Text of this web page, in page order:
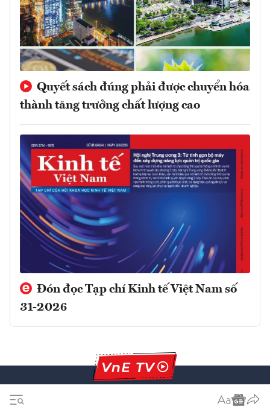
Quyết sách đúng phải được chuyển hóa
thành tăng trưởng chất lượng cao
Đón đọc Tạp chí Kinh tế Việt Nam số
31-2026